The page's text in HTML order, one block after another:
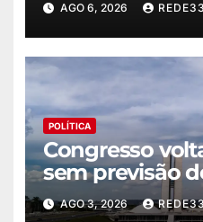
AGO 6, 2026 REDE33
POLÍTICA
Congresso
sem previsão
nesta semana
AGO 3, 2026